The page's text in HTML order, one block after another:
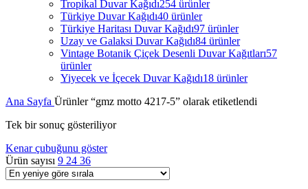
Tropikal Duvar Kağıdı254 ürünler
Türkiye Duvar Kağıdı40 ürünler
Türkiye Haritası Duvar Kağıdı97 ürünler
Uzay ve Galaksi Duvar Kağıdı84 ürünler
Vintage Botanik Çiçek Desenli Duvar Kağıtları57
ürünler
Yiyecek ve İçecek Duvar Kağıdı18 ürünler
Ana Sayfa Ürünler “gmz motto 4217-5” olarak etiketlendi
Tek bir sonuç gösteriliyor
Kenar çubuğunu göster
Ürün sayısı 9 24 36